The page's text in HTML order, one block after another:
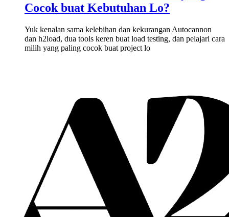
Cocok buat Kebutuhan Lo?
Yuk kenalan sama kelebihan dan kekurangan Autocannon
dan h2load, dua tools keren buat load testing, dan pelajari cara
milih yang paling cocok buat project lo